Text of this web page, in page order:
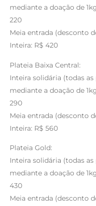
mediante a doação de
220
Meia entrada (desconto
Inteira: R$ 420
Plateia Baixa Central:
Inteira solidária (todas
mediante a doação de
290
Meia entrada (desconto
Inteira: R$ 560
Plateia Gold:
Inteira solidária (todas
mediante a doação de
430
Meia entrada (desconto